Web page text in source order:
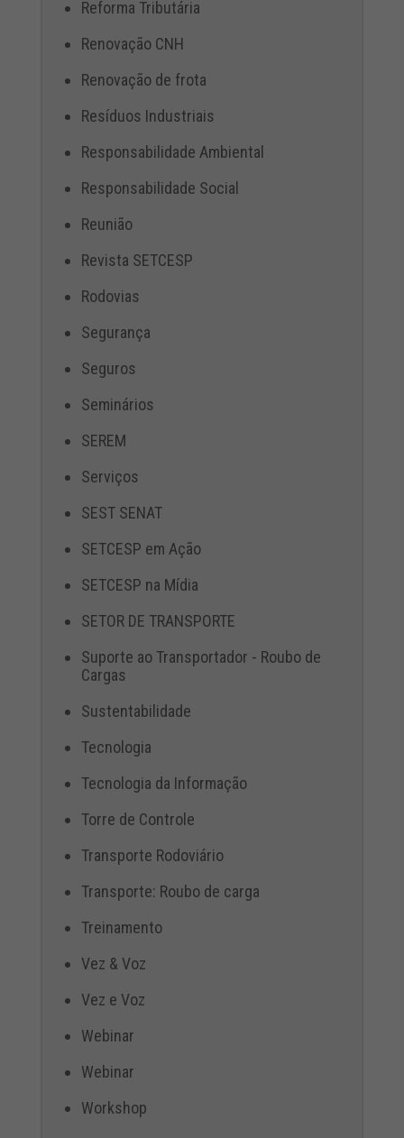
Reforma Tributária
Renovação CNH
Renovação de frota
Resíduos Industriais
Responsabilidade Ambiental
Responsabilidade Social
Reunião
Revista SETCESP
Rodovias
Segurança
Seguros
Seminários
SEREM
Serviços
SEST SENAT
SETCESP em Ação
SETCESP na Mídia
SETOR DE TRANSPORTE
Suporte ao Transportador - Roubo de
Cargas
Sustentabilidade
Tecnologia
Tecnologia da Informação
Torre de Controle
Transporte Rodoviário
Transporte: Roubo de carga
Treinamento
Vez & Voz
Vez e Voz
Webinar
Webinar
Workshop